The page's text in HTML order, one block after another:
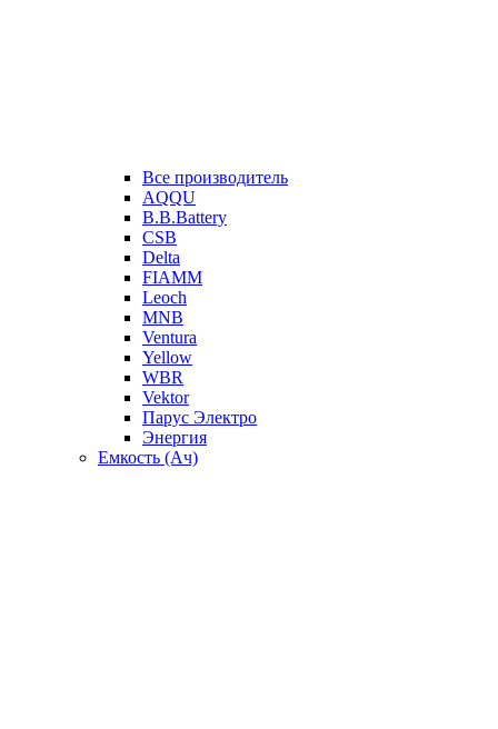
Все производитель
AQQU
B.B.Battery
CSB
Delta
FIAMM
Leoch
MNB
Ventura
Yellow
WBR
Vektor
Парус Электро
Энергия
Емкость (Ач)